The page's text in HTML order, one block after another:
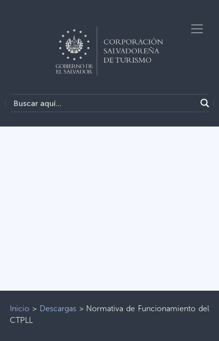
Inicio > Descargas> Normativa de Funcionamiento del
CTPLL